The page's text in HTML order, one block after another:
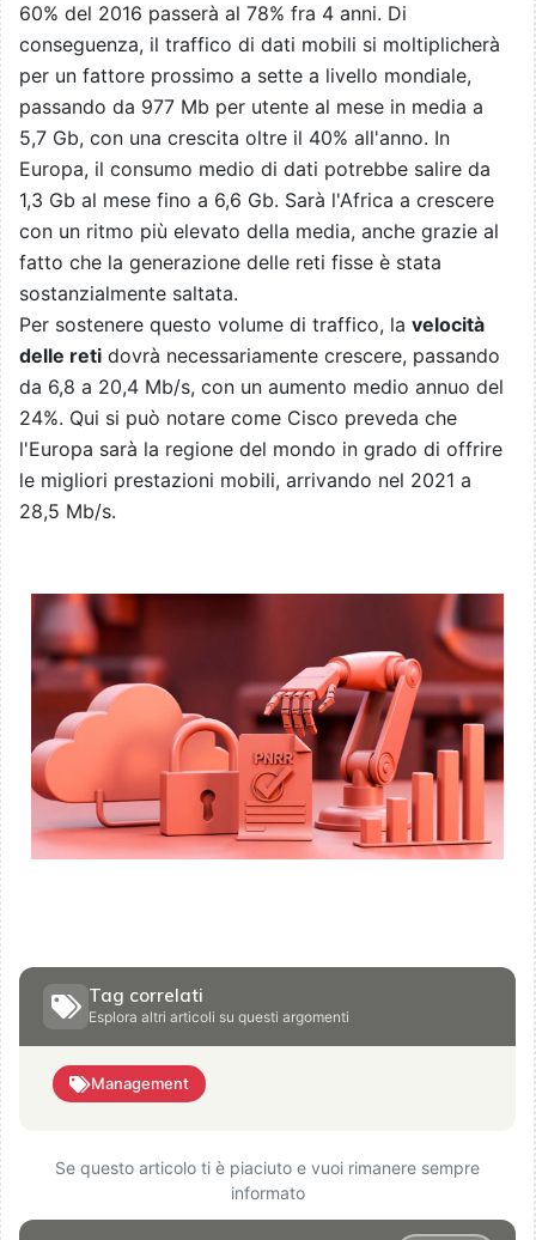
60% del 2016 passerà al 78% fra 4 anni. Di
conseguenza, il traffico di dati mobili si moltiplicherà
per un fattore prossimo a sette a livello mondiale,
passando da 977 Mb per utente al mese in media a
5,7 Gb, con una crescita oltre il 40% all'anno. In
Europa, il consumo medio di dati potrebbe salire da
1,3 Gb al mese fino a 6,6 Gb. Sarà l'Africa a crescere
con un ritmo più elevato della media, anche grazie al
fatto che la generazione delle reti fisse è stata
sostanzialmente saltata.
Per sostenere questo volume di traffico, la velocità
delle reti dovrà necessariamente crescere, passando
da 6,8 a 20,4 Mb/s, con un aumento medio annuo del
24%. Qui si può notare come Cisco preveda che
l'Europa sarà la regione del mondo in grado di offrire
le migliori prestazioni mobili, arrivando nel 2021 a
28,5 Mb/s.
Tag correlati
Esplora altri articoli su questi argomenti
Management
Se questo articolo ti è piaciuto e vuoi rimanere sempre
informato